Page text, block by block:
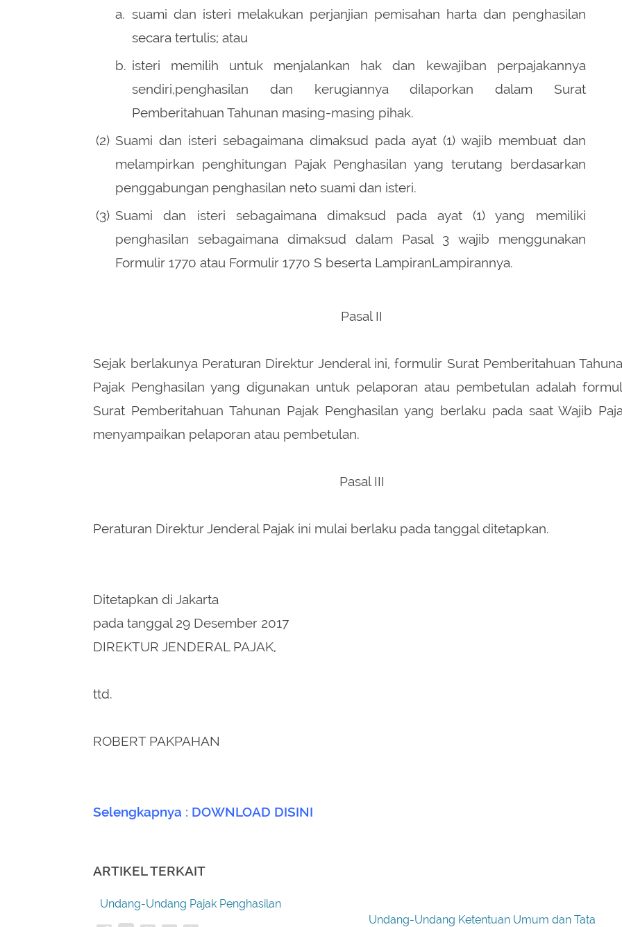
a. suami dan isteri melakukan perjanjian pemisahan harta dan penghasilan
secara tertulis; atau
b. isteri memilih untuk menjalankan hak dan kewajiban perpajakannya
sendiri,penghasilan dan kerugiannya dilaporkan dalam Surat
Pemberitahuan Tahunan masing-masing pihak.
(2) Suami dan isteri sebagaimana dimaksud pada ayat (1) wajib membuat dan
melampirkan penghitungan Pajak Penghasilan yang terutang berdasarkan
penggabungan penghasilan neto suami dan isteri.
(3) Suami dan isteri sebagaimana dimaksud pada ayat (1) yang memiliki
penghasilan sebagaimana dimaksud dalam Pasal 3 wajib menggunakan
Formulir 1770 atau Formulir 1770 S beserta LampiranLampirannya.
Pasal II
Sejak berlakunya Peraturan Direktur Jenderal ini, formulir Surat Pemberitahuan
Pajak Penghasilan yang digunakan untuk pelaporan atau pembetulan adalah
Surat Pemberitahuan Tahunan Pajak Penghasilan yang berlaku pada saat Wajib
menyampaikan pelaporan atau pembetulan.
Pasal III
Peraturan Direktur Jenderal Pajak ini mulai berlaku pada tanggal ditetapkan.
Ditetapkan di Jakarta
pada tanggal 29 Desember 2017
DIREKTUR JENDERAL PAJAK,
ttd.
ROBERT PAKPAHAN
Selengkapnya : DOWNLOAD DISINI
ARTIKEL TERKAIT
Undang-Undang Pajak Penghasilan
Undang-Undang Ketentuan Umum dan Tata